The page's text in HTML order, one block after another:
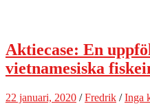
Aktiecase: En
vietnamesiska
22 januari, 2020 /Fredrik /Inga